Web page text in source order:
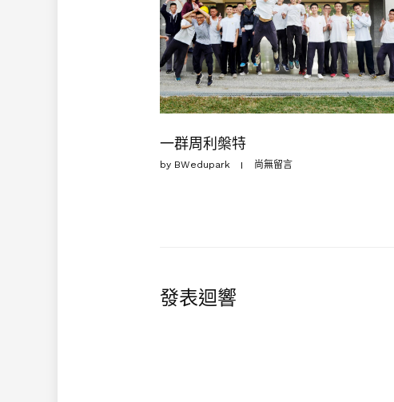
一群周利槃特
byBWedupark 尚無留言
發表迴響